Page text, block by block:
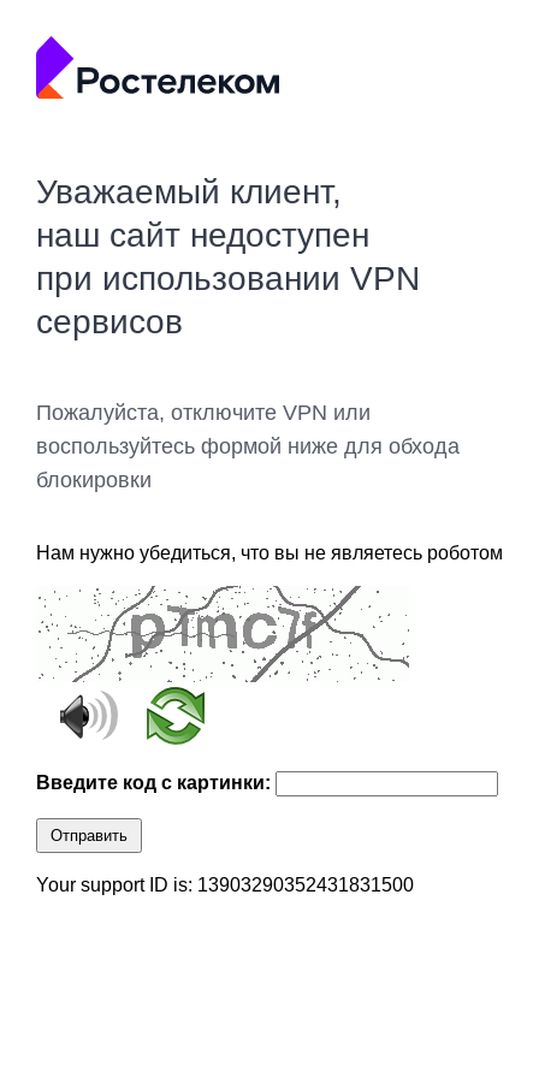
Уважаемый клиент,
наш сайт недоступен
при использовании VPN
сервисов
Пожалуйста, отключите VPN или
воспользуйтесь формой ниже для обхода
блокировки
Нам нужно убедиться, что вы не являетесь роботом
Введите код с картинки:
Отправить
Your support ID is: 13903290352431831500